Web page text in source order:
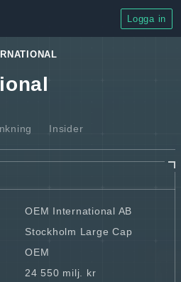
Logga in
Insider
OEM International AB
Stockholm Large Cap
OEM
24 550 milj. kr